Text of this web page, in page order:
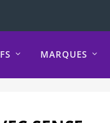
MARQUES